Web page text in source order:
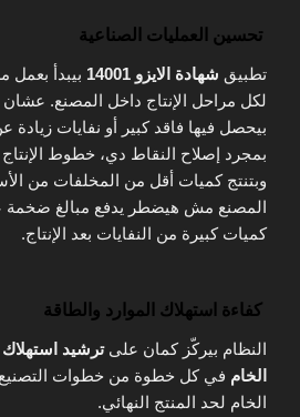
تحسين العمليات الصناعية
تطبيق شهادة الايزو 14001
بيبدأ بعمل
لكل مراحل الإنتاج داخل المصنع. عشان
بيحصل فيها فاقد كبير أو نفايات
بمجرد إصلاح النقاط دي، خطوط
وبتنتج كميات أقل من المخلفات من
المصنع مش هيضطر يدفع مبالغ
كميات كبيرة من النفايات بعد الإنتاج.
كفاءة استهلاك الموارد والطاقة
النظام بيركّز كمان علىترشيد استهلاك
الخام في كل خطوة من خطوات
الخام لحد المنتج النهائي.